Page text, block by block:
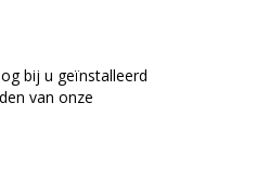
bij u geïnstalleerd
van onze